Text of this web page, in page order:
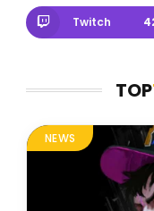
Twitch
TOP
NEWS